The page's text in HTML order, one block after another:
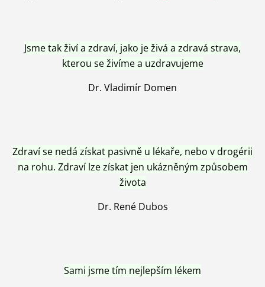
Jsme tak živí a zdraví, jako je živá a zdravá strava,
kterou se živíme a uzdravujeme
Dr. Vladimír Domen
Zdraví se nedá získat pasivně u lékaře, nebo v drogérii
na rohu. Zdraví lze získat jen ukázněným způsobem
života
Dr. René Dubos
Sami jsme tím nejlepším lékem